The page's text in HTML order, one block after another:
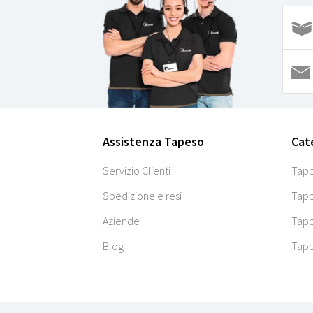
Assistenza Tapeso
Servizio Clienti
Spedizione e resi
Aziende
Blog